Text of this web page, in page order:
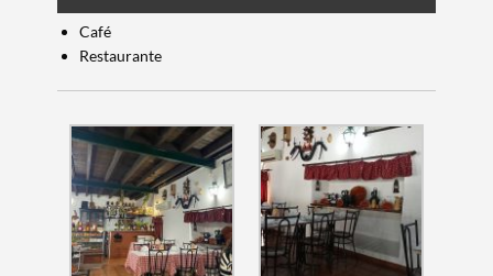
Termo de Pesquisa
Café
Restaurante